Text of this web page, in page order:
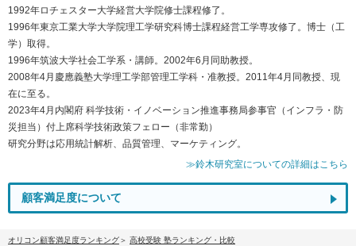
1992年ロチェスター大学経営大学院修士課程修了。
1996年東京工業大学大学院理工学研究科博士課程経営工学専攻修了。博士（工
学）取得。
1996年筑波大学社会工学系・講師。2002年6月同助教授。
2008年4月慶應義塾大学理工学部管理工学科・准教授。2011年4月同教授、現
在に至る。
2023年4月内閣府 科学技術・イノベーション推進事務局参事官（インフラ・防
災担当）付上席科学技術政策フェロー（非常勤）
研究分野は応用統計解析、品質管理、マーケティング。
≫鈴木研究室についての詳細はこちら
顧客満足度について
オリコン顧客満足度ランキング
高校受験 塾ランキング・比較